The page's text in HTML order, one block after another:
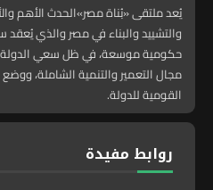
يُعد ملتقى «بُناة مصر»الحدث الأهم
حكومية موسعة، في ظل سعي الدولة
مجال التعمير والتنمية الشاملة،
القومية للدولة.
روابط مفيدة